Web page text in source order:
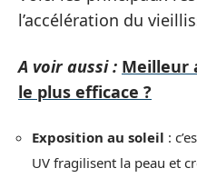
l’accélération du
A voir aussi : Meilleur
le plus efficace ?
Exposition au soleil :
UV fragilisent la peau et